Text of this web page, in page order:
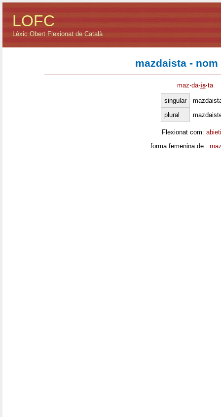
LOFC
Lèxic Obert Flexionat de Català
mazdaista - nom
maz·da·is·ta
singular
plural
Flexionat com:
forma femenina de :